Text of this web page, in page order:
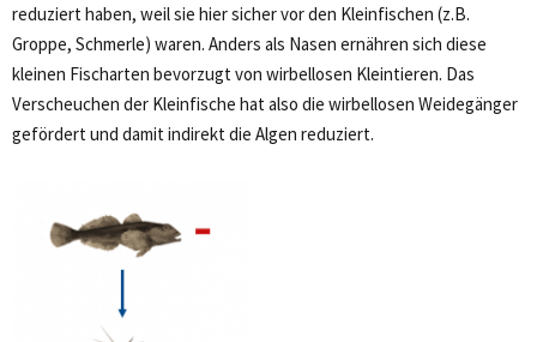
reduziert haben, weil sie hier sicher vor den Kleinfischen (z.B.
Groppe, Schmerle) waren. Anders als Nasen ernähren sich diese
kleinen Fischarten bevorzugt von wirbellosen Kleintieren. Das
Verscheuchen der Kleinfische hat also die wirbellosen Weidegänger
gefördert und damit indirekt die Algen reduziert.